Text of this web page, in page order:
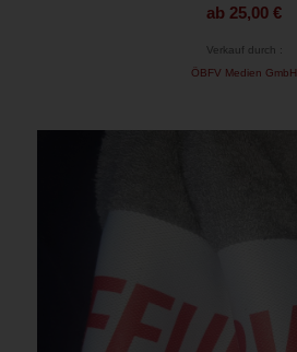
ab 25,00€
Verkauf durch :
ÖBFV Medien GmbH